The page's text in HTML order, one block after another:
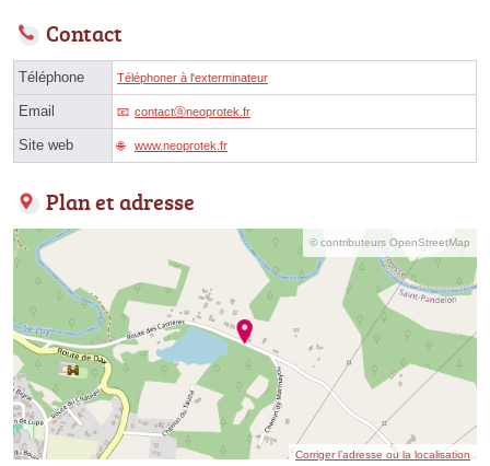
Contact
Téléphone Téléphoner à l'exterminateur
Email contactⓐneoprotek.fr
Site web www.neoprotek.fr
Plan et adresse
© contributeurs OpenStreetMap
Corriger l’adresse ou la localisation